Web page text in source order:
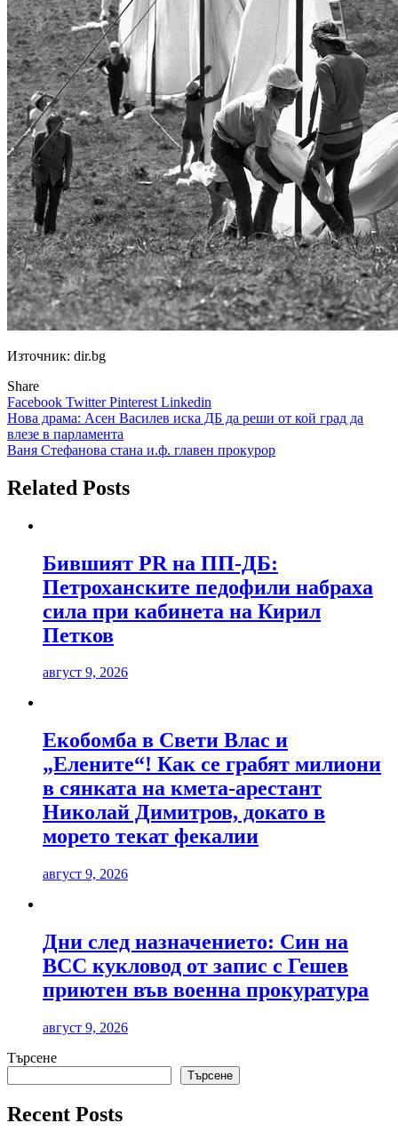
Източник: dir.bg
Share
Facebook TwitterPinterest Linkedin
Навигация
Нова драма: Асен Василев иска ДБ да реши от кой град да
влезе в парламента
Ваня Стефанова стана и.ф. главен прокурор
Related Posts
Бившият PR на ПП-ДБ:
Петроханските педофили набраха
сила при кабинета на Кирил
Петков
август 9, 2026
Екобомба в Свети Влас и
„Елените“! Как се грабят милиони
в сянката на кмета-арестант
Николай Димитров, докато в
морето текат фекалии
август 9, 2026
Дни след назначението: Син на
ВСС кукловод от запис с Гешев
приютен във военна прокуратура
август 9, 2026
Търсене
Търсене
Recent Posts